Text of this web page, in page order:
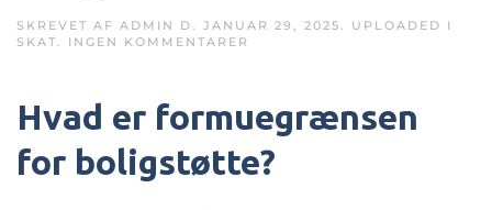
SKREVET AF ADMIN D. JANUAR 29, 2025. UPLOADED I
SKAT. INGEN KOMMENTARER
MEGET
MAN
HAVE
Hvad er formuegrænsen
for boligstøtte?